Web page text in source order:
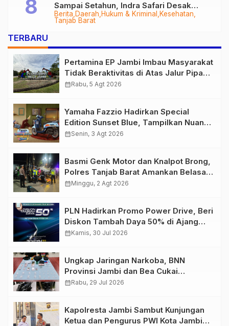
Berita Daerah Hukum & Kriminal
Kesehatan
Tanjab Barat
Sampai Setahun, Indra Safari Desak
Audit Menyeluruh
TERBARU
Pertamina EP Jambi Imbau Masyarakat
Tidak Beraktivitas di Atas Jalur Pipa
Migas Demi Keselamatan Bersama
calendar_monthRabu, 5 Agt 2026
Yamaha Fazzio Hadirkan Special
Edition Sunset Blue, Tampilkan Nuansa
Retro Summer yang Semakin Skena
calendar_monthSenin, 3 Agt 2026
Basmi Genk Motor dan Knalpot Brong,
Polres Tanjab Barat Amankan Belasan
Kendaraan
calendar_monthMinggu, 2 Agt 2026
PLN Hadirkan Promo Power Drive, Beri
Diskon Tambah Daya 50% di Ajang
GIIAS 2026
calendar_monthKamis, 30 Jul 2026
Ungkap Jaringan Narkoba, BNN
Provinsi Jambi dan Bea Cukai
Amankan Sembilan Pelaku beserta
calendar_monthRabu, 29 Jul 2026
Kapolresta Jambi Sambut Kunjungan
Ketua dan Pengurus PWI Kota Jambi